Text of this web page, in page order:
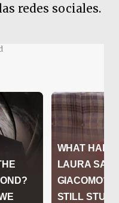
redes sociales.